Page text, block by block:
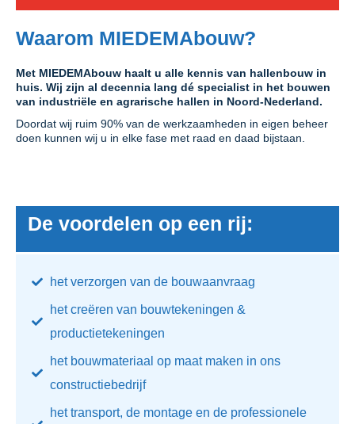
Waarom MIEDEMAbouw?
Met MIEDEMAbouw haalt u alle kennis van hallenbouw in
huis. Wij zijn al decennia lang dé specialist in het bouwen
van industriële en agrarische hallen in Noord-Nederland.
Doordat wij ruim 90% van de werkzaamheden in eigen beheer
doen kunnen wij u in elke fase met raad en daad bijstaan.
De voordelen op een rij:
het verzorgen van de bouwaanvraag
het creëren van bouwtekeningen &
productietekeningen
het bouwmateriaal op maat maken in ons
constructiebedrijf
het transport, de montage en de professionele